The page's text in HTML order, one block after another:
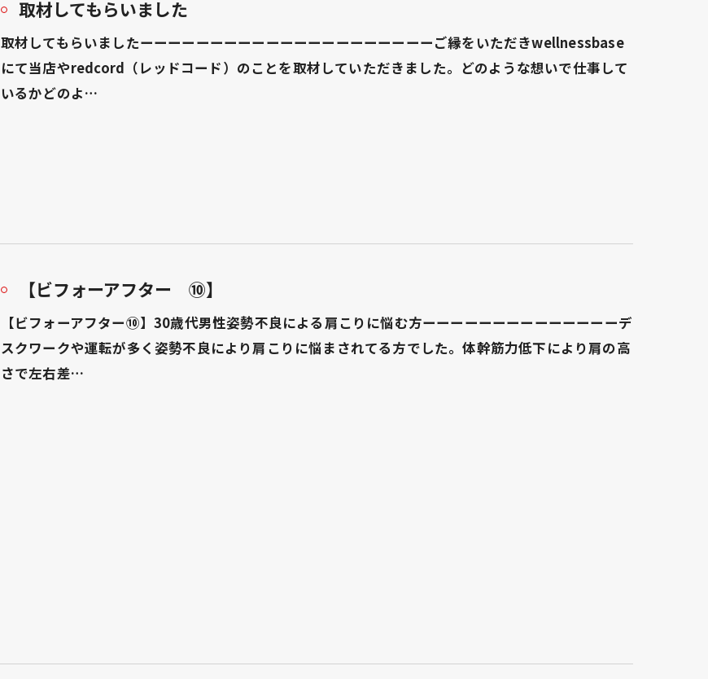
取材してもらいました
取材してもらいましたーーーーーーーーーーーーーーーーーーーーーご縁をいただきwellnessbase
にて当店やredcord（レッドコード）のことを取材していただきました。どのような想いで仕事して
いるかどのよ…
【ビフォーアフター ⑩】
【ビフォーアフター⑩】30歳代男性姿勢不良による肩こりに悩む方ーーーーーーーーーーーーーーデ
スクワークや運転が多く姿勢不良により肩こりに悩まされてる方でした。体幹筋力低下により肩の高
さで左右差…